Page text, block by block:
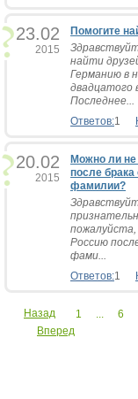
23.02
2015
Помогите
найти
Германию в
двадцатого
Последнее...
Ответов:1
20.02
2015
Можно ли
после
фамилии?
Россию
фами...
Ответов:1
Назад 1 ... 6
Вперед